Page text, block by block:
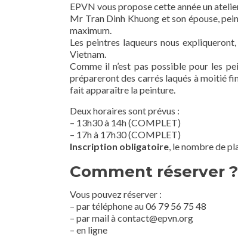
EPVN vous propose cette année un
Mr Tran Dinh Khuong et son épouse,
maximum.
Les peintres laqueurs nous
Vietnam.
Comme il n’est pas possible pour les
prépareront des carrés laqués à moitié
fait apparaître la peinture.
Deux horaires sont prévus :
– 13h30 à 14h (COMPLET)
– 17h à 17h30 (COMPLET)
Inscription obligatoire, le nombre de
Comment réserver ?
Vous pouvez réserver :
– par téléphone au 06 79 56 75 48
– par mail à contact@epvn.org
– en ligne